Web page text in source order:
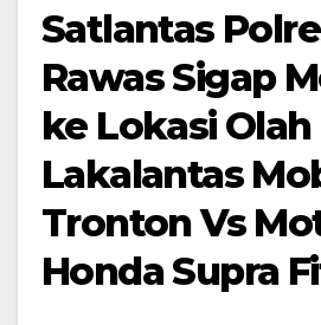
Satlantas
Rawas Sigap
ke Lokasi Olah
Lakalantas
Tronton Vs
Honda Supra